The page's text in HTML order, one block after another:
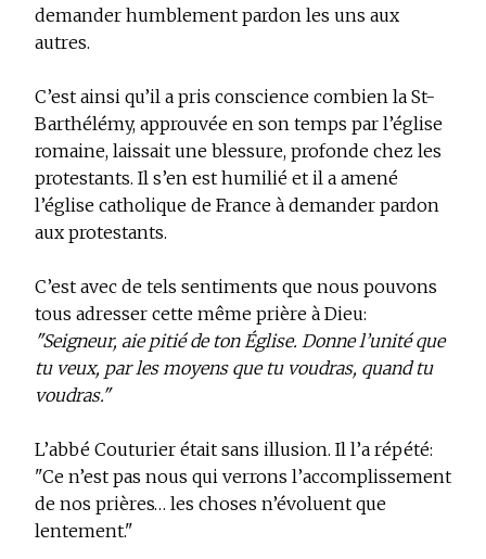
demander humblement pardon les uns aux
autres.
C’est ainsi qu’il a pris conscience combien la St-
Barthélémy, approuvée en son temps par l’église
romaine, laissait une blessure, profonde chez les
protestants. Il s’en est humilié et il a amené
l’église catholique de France à demander pardon
aux protestants.
C’est avec de tels sentiments que nous pouvons
tous adresser cette même prière à Dieu:
"Seigneur, aie pitié de ton Église. Donne l’unité que
tu veux, par les moyens que tu voudras, quand tu
voudras."
L’abbé Couturier était sans illusion. Il l’a répété:
"Ce n’est pas nous qui verrons l’accomplissement
de nos prières… les choses n’évoluent que
lentement."